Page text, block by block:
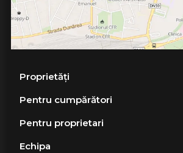
Proprietăți
Pentru cumpărători
Pentru proprietari
Echipa